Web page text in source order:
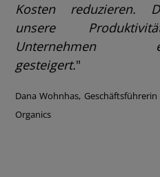
Kosten reduzieren.
unsere
Unternehmen
gesteigert."
Dana Wohnhas,
Organics